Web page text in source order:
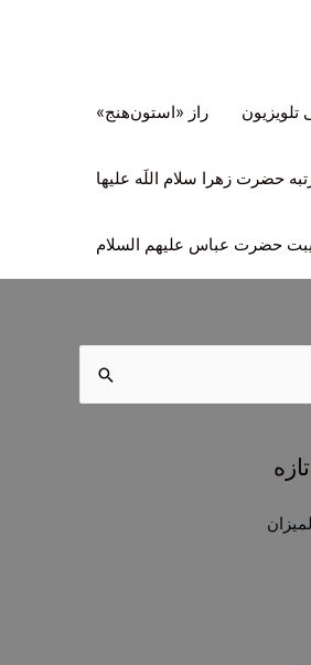
راز «استون‌هنج»
حضرت زهرا سلام اللَه علیها
حضرت عباس علیهم السلام